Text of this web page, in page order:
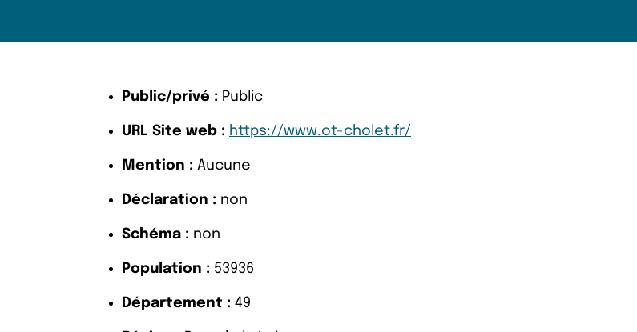
Public/privé : Public
URL Site web : https://www.ot-cholet.fr/
Mention : Aucune
Déclaration : non
Schéma : non
Population : 53936
Département : 49